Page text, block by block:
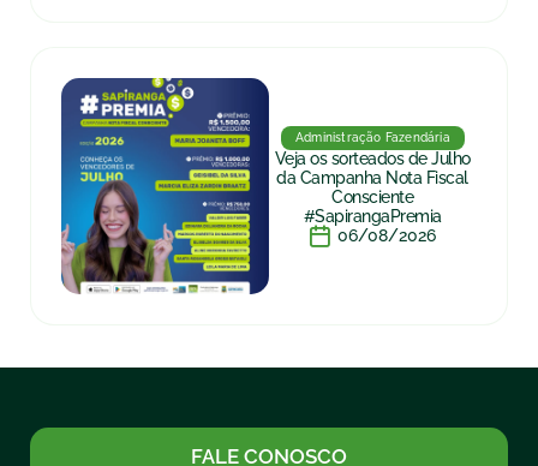
Administração Fazendária
Veja os sorteados de Julho
da Campanha Nota Fiscal
Consciente
#SapirangaPremia
06/08/2026
FALE CONOSCO